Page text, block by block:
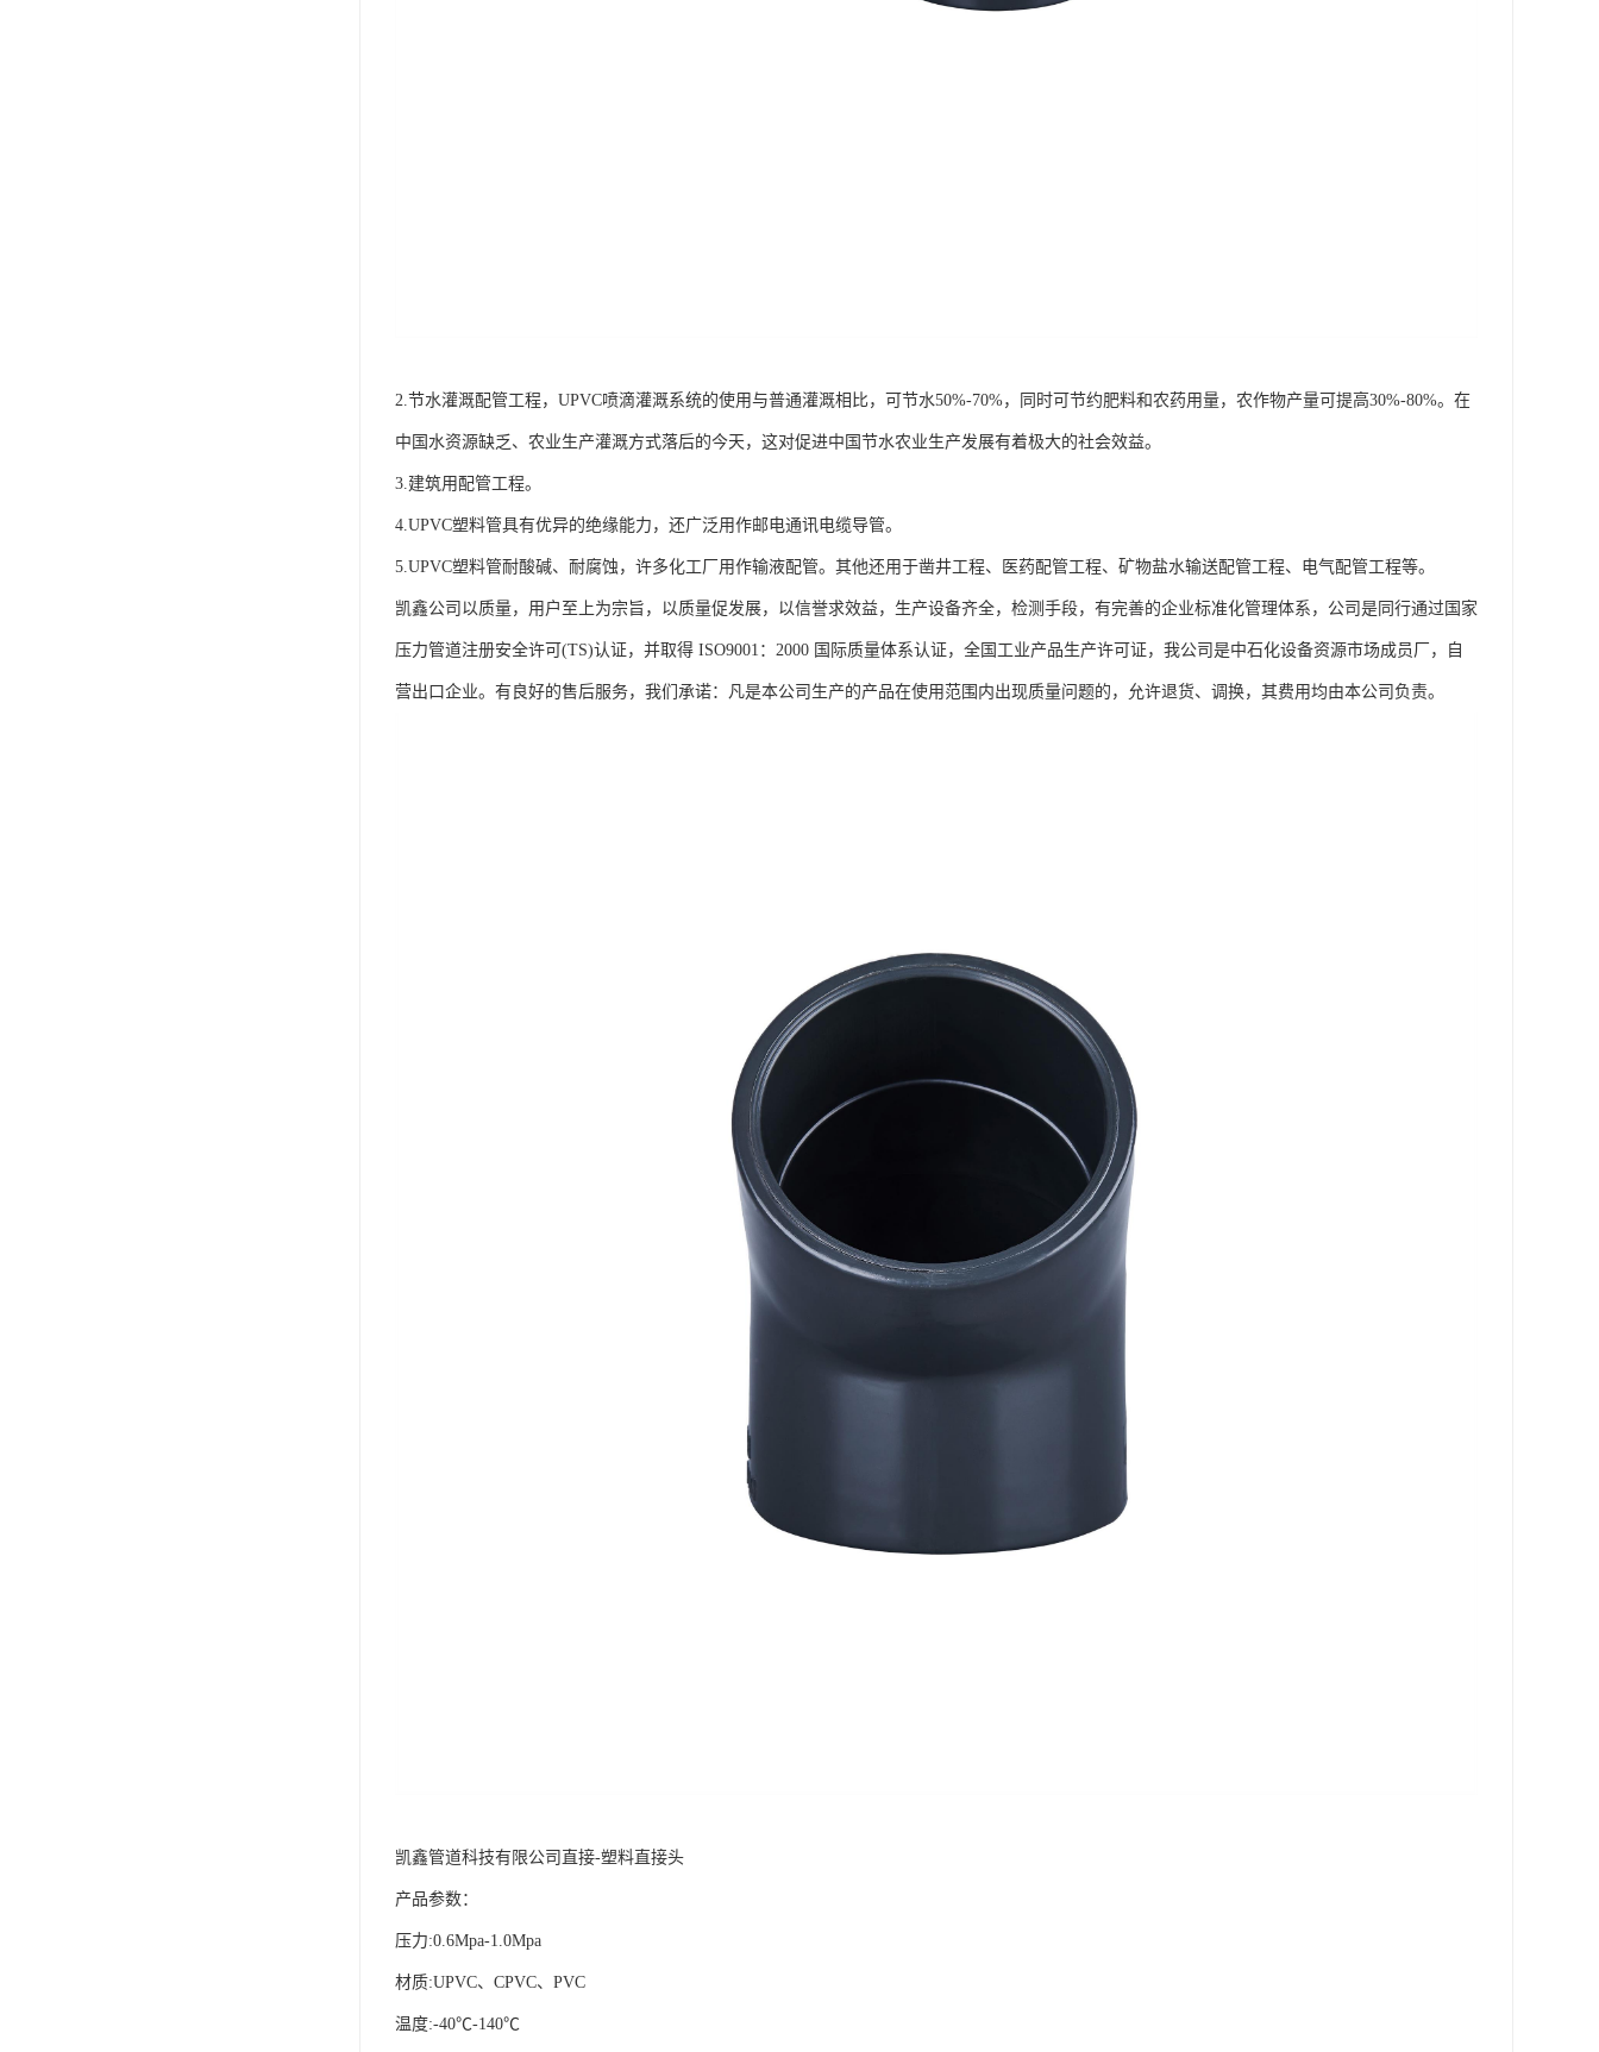
2.节水灌溉配管工程，UPVC喷滴灌溉系统的使用与普通灌溉相比，可节水50%-70%，同时可节约肥料和农药用量，农作物产量可提高30%-80%。在
中国水资源缺乏、农业生产灌溉方式落后的今天，这对促进中国节水农业生产发展有着极大的社会效益。
3.建筑用配管工程。
4.UPVC塑料管具有优异的绝缘能力，还广泛用作邮电通讯电缆导管。
5.UPVC塑料管耐酸碱、耐腐蚀，许多化工厂用作输液配管。其他还用于凿井工程、医药配管工程、矿物盐水输送配管工程、电气配管工程等。
凯鑫公司以质量，用户至上为宗旨，以质量促发展，以信誉求效益，生产设备齐全，检测手段，有完善的企业标准化管理体系，公司是同行通过国家
压力管道注册安全许可(TS)认证，并取得 ISO9001：2000 国际质量体系认证，全国工业产品生产许可证，我公司是中石化设备资源市场成员厂，自
营出口企业。有良好的售后服务，我们承诺：凡是本公司生产的产品在使用范围内出现质量问题的，允许退货、调换，其费用均由本公司负责。
凯鑫管道科技有限公司直接-塑料直接头
产品参数：
压力:0.6Mpa-1.0Mpa
材质:UPVC、CPVC、PVC
温度:-40℃-140℃